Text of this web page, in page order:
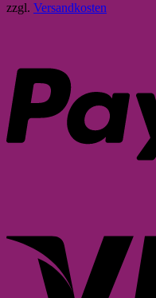
zzgl. Versandkosten